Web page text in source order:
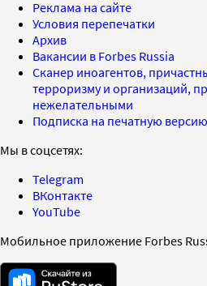
Реклама на сайте
Условия перепечатки
Архив
Вакансии в Forbes Russia
Сканер иноагентов,
терроризму и организаций,
нежелательными
Подписка на печатную
Мы в соцсетях:
Telegram
ВКонтакте
YouTube
Мобильное приложение Forbes